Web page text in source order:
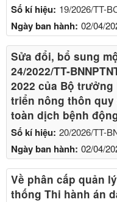
Số kí hiệu: 19/2026/TT-
Ngày ban hành: 02/04/
Số kí hiệu: 20/2026/TT-
Ngày ban hành: 02/04/
Sửa đổi, bổ sung
24/2022/TT-
2022 của Bộ
triển nông thôn
toàn dịch bệnh
Về phân cấp quản
thống Thi hành án